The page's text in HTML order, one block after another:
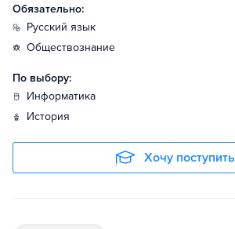
Обязательно:
русский язык
обществознание
По выбору:
информатика
история
Хочу поступить